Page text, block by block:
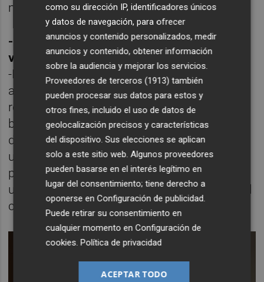
materiales en los productos cerámicos.
-¿Y qué papel pueden jugar el hidrógeno
verde y el biogás?
-Por ahora los vemos más alejados de una
aplicación realista. El hidrógeno verde
requiere una electricidad extremadamente
barata para ser competitivo y, si se dispone
de esa electricidad, parece más lógico
utilizarla directamente para electrificar los
procesos industriales. En cualquier caso, es
un debate que también estará presente en el
congreso.
como su dirección IP, identificadores únicos
y datos de navegación, para ofrecer
anuncios y contenido personalizados, medir
anuncios y contenido, obtener información
sobre la audiencia y mejorar los servicios.
Proveedores de terceros (1913) también
pueden procesar sus datos para estos y
otros fines, incluido el uso de datos de
geolocalización precisos y características
del dispositivo. Sus elecciones se aplican
solo a este sitio web. Algunos proveedores
pueden basarse en el interés legítimo en
lugar del consentimiento; tiene derecho a
oponerse enConfiguración de publicidad
Puede retirar su consentimiento en
cualquier momento enConfiguración de
cookies .Política de privacidad
ACEPTAR TODO